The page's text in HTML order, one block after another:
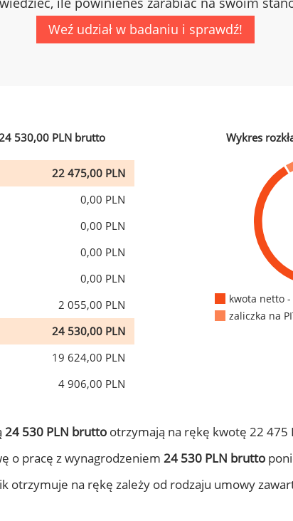
Weź udział w badaniu i sprawdź!
530,00 PLN brutto
22 475,00 PLN
0,00 PLN
0,00 PLN
0,00 PLN
0,00 PLN
2 055,00 PLN
24 530,00 PLN
19 624,00 PLN
4 906,00 PLN
Wykres
kwota netto -
zaliczka na
24 530 PLN brutto otrzymają na rękę kwotę 22 475
o pracę z wynagrodzeniem 24 530 PLN brutto
otrzymuje na rękę zależy od rodzaju umowy